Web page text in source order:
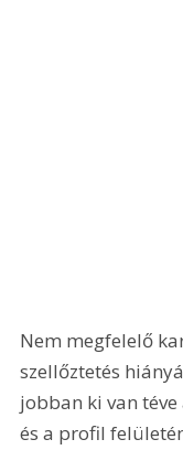
Nem megfelelő
szellőztetés
jobban ki van
és a profil